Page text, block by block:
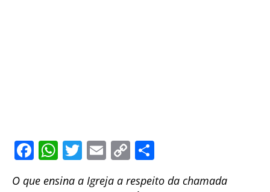
F W
h
T E
m
C
h
O que ensina a Igreja a respeito da chamada